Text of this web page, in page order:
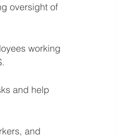
oversight of
working
and help
and